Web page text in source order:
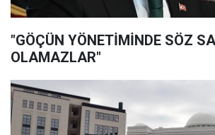
"GÖÇÜN YÖNETİMİNDE SÖZ
OLAMAZLAR"